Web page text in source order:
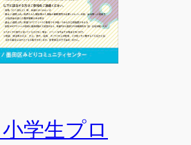
小学生プロ